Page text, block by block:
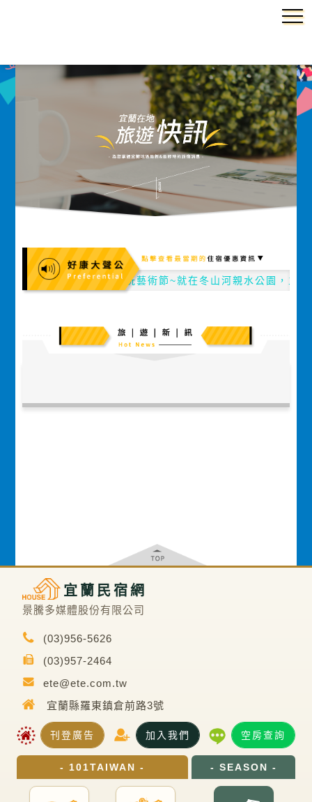
宜蘭國際童玩藝術節~就在冬山河親水公園，主
宜蘭民宿網
景騰多媒體股份有限公司
(03)956-5626
(03)957-2464
ete@ete.com.tw
宜蘭縣羅東鎮倉前路3號
刊登廣告 加入我們 空房查詢
- 101TAIWAN - - SEASON -